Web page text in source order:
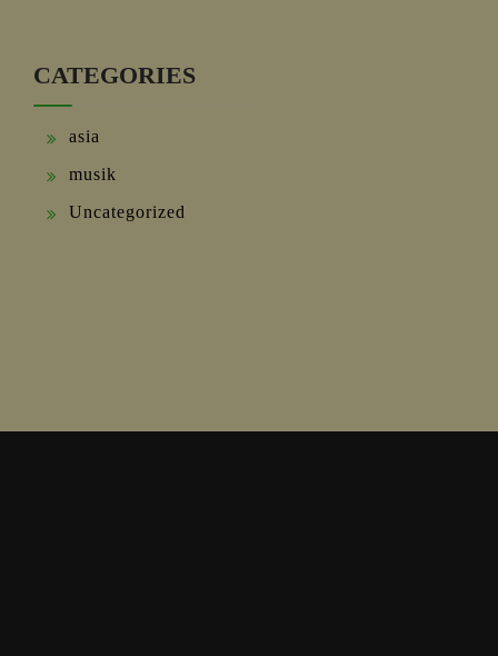
CATEGORIES
asia
musik
Uncategorized